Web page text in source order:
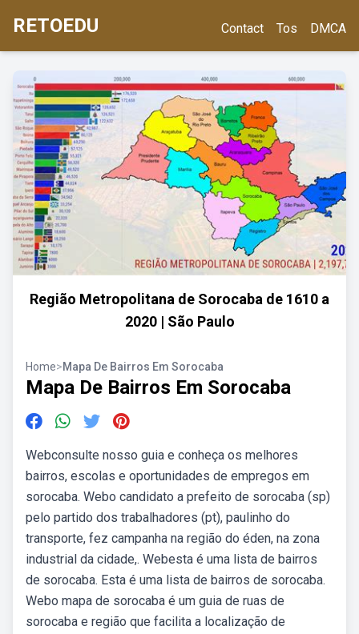
RETOEDU Contact Tos DMCA
Região Metropolitana de Sorocaba de 1610 a
2020 | São Paulo
Home>Mapa De Bairros Em Sorocaba
Mapa De Bairros Em Sorocaba
Webconsulte nosso guia e conheça os melhores
bairros, escolas e oportunidades de empregos em
sorocaba. Webo candidato a prefeito de sorocaba (sp)
pelo partido dos trabalhadores (pt), paulinho do
transporte, fez campanha na região do éden, na zona
industrial da cidade,. Webesta é uma lista de bairros
de sorocaba. Esta é uma lista de bairros de sorocaba.
Webo mapa de sorocaba é um guia de ruas de
sorocaba e região que facilita a localização de